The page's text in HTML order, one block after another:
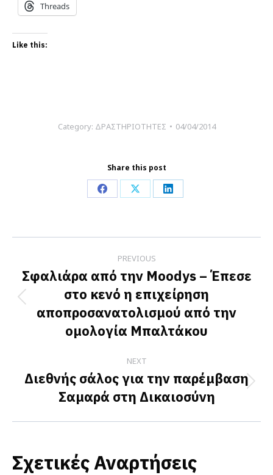
Threads
Like this:
Category: ΔΡΑΣΤΗΡΙΟΤΗΤΕΣ 04/04/2014
Share this post
Share
Facebook
Share
X
Share
LinkedIn
navigation
PREVIOUS
Previous
post:
Σφαλιάρα από την Moodys – Έπεσε
στο κενό η επιχείρηση
αποπροσανατολισμού από την
ομολογία Μπαλτάκου
NEXT
Next
post:
Διεθνής σάλος για την παρέμβαση
Σαμαρά στη Δικαιοσύνη
Σχετικές Αναρτήσεις